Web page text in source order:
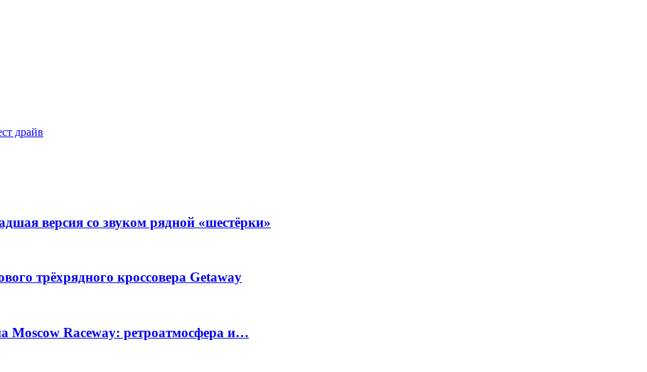
драйв
версия со звуком рядной «шестёрки»
трёхрядного кроссовера Getaway
Moscow Raceway: ретроатмосфера и…